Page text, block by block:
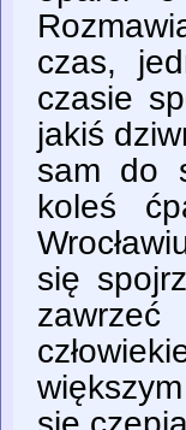
czas,
czasie
jakiś
sam do
koleś
się